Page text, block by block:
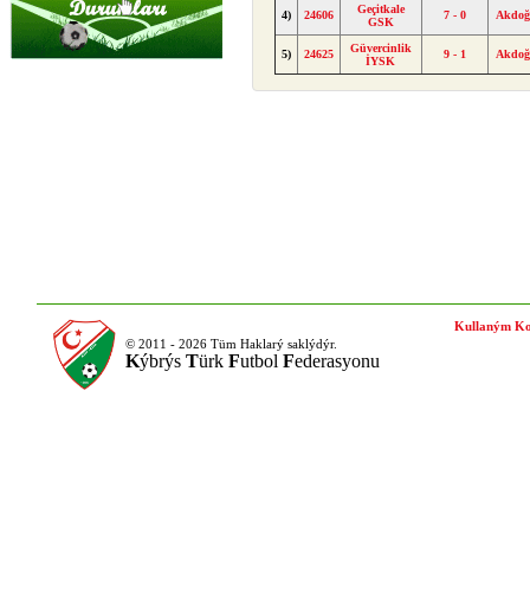
4) 24606
Geçitkale
GSK
7 - 0
5) 24625
Güvercinlik
İYSK
9 - 1
© 2011 - 2026 Tüm Haklarý saklýdýr.
Kýbrýs Türk Futbol Federasyonu
Kullaným